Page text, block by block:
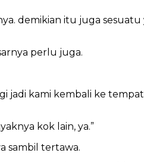
demikian itu juga
perlu juga.
jadi kami kembali ke
kok lain, ya.”
sambil tertawa.